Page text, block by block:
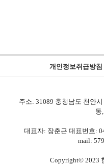
개인정보취급방침
주소: 31089 충청남도 천안
동
대표자: 장춘근 대표번호:
mail:
Copyright© 2023